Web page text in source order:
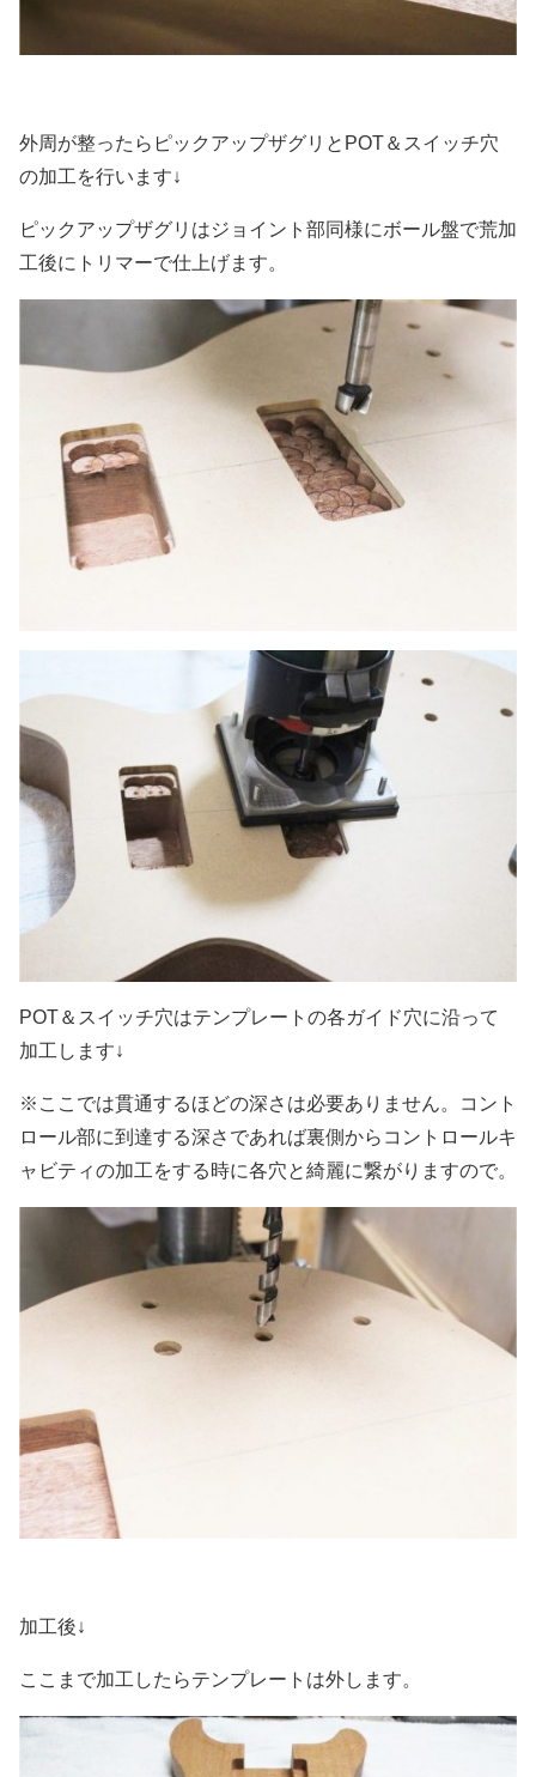
外周が整ったらピックアップザグリとPOT＆スイッチ穴
の加工を行います↓
ピックアップザグリはジョイント部同様にボール盤で荒加
工後にトリマーで仕上げます。
POT＆スイッチ穴はテンプレートの各ガイド穴に沿って
加工します↓
※ここでは貫通するほどの深さは必要ありません。コント
ロール部に到達する深さであれば裏側からコントロールキ
ャビティの加工をする時に各穴と綺麗に繋がりますので。
加工後↓
ここまで加工したらテンプレートは外します。